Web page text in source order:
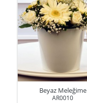
Beyaz Meleğime
AR0010